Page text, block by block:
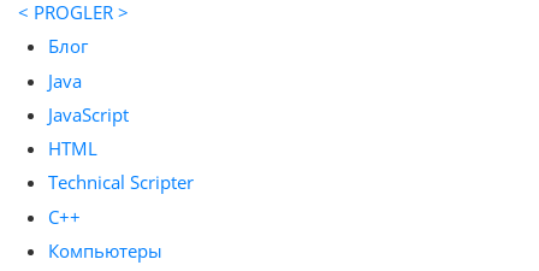
< PROGLER >
Блог
Java
JavaScript
HTML
Technical Scripter
C++
Компьютеры